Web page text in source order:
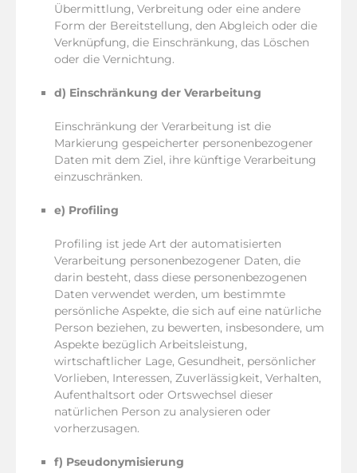
Übermittlung, Verbreitung oder eine andere
Form der Bereitstellung, den Abgleich oder die
Verknüpfung, die Einschränkung, das Löschen
oder die Vernichtung.
d) Einschränkung der Verarbeitung
Einschränkung der Verarbeitung ist die
Markierung gespeicherter personenbezogener
Daten mit dem Ziel, ihre künftige Verarbeitung
einzuschränken.
e) Profiling
Profiling ist jede Art der automatisierten
Verarbeitung personenbezogener Daten, die
darin besteht, dass diese personenbezogenen
Daten verwendet werden, um bestimmte
persönliche Aspekte, die sich auf eine natürliche
Person beziehen, zu bewerten, insbesondere, um
Aspekte bezüglich Arbeitsleistung,
wirtschaftlicher Lage, Gesundheit, persönlicher
Vorlieben, Interessen, Zuverlässigkeit, Verhalten,
Aufenthaltsort oder Ortswechsel dieser
natürlichen Person zu analysieren oder
vorherzusagen.
f) Pseudonymisierung